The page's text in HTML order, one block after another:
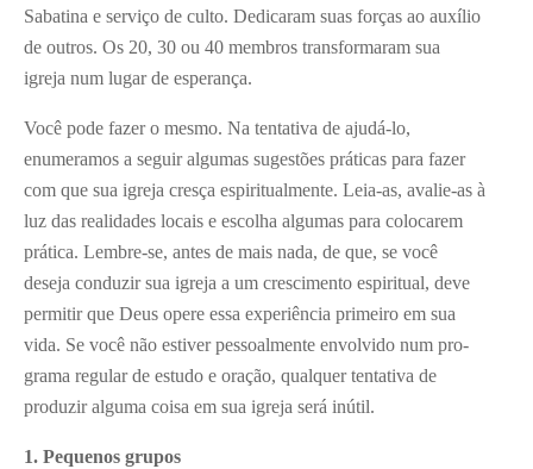
Sabatina e serviço de culto. Dedicaram suas forças ao auxílio
de outros. Os 20, 30 ou 40 membros transformaram sua
igreja num lugar de esperança.
Você pode fazer o mesmo. Na tentativa de ajudá-lo,
enumeramos a seguir algumas sugestões práticas para fazer
com que sua igreja cresça espiritualmente. Leia-as, avalie-as à
luz das realidades locais e escolha algumas para colocarem
prática. Lembre-se, antes de mais nada, de que, se você
deseja conduzir sua igreja a um crescimento espiritual, deve
permitir que Deus opere essa experiência primeiro em sua
vida. Se você não estiver pessoalmente envolvido num pro-
grama regular de estudo e oração, qualquer tentativa de
produzir alguma coisa em sua igreja será inútil.
1. Pequenos grupos